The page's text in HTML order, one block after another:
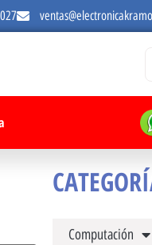
Computación